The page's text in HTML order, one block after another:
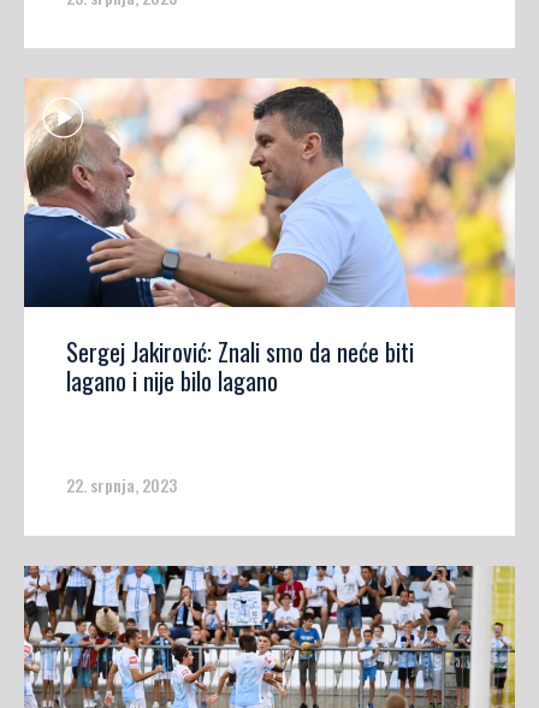
Sergej Jakirović: Znali smo da neće biti
lagano i nije bilo lagano
22. srpnja, 2023